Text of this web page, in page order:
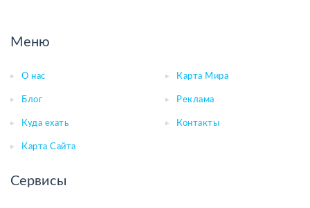
Меню
О нас Карта Мира
Блог Реклама
Куда ехать Контакты
Карта Сайта
Сервисы